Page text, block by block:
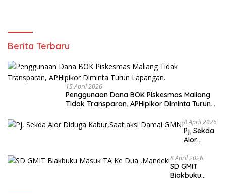
Berita Terbaru
15 April 2026
Penggunaan Dana BOK Piskesmas Maliang
Tidak Transparan, APHipikor Diminta Turun
8 April 2026
Pj, Sekda
Alor
Kabur,Sa
at aksi
Damai
8 April 2026
SD GMIT
Biakbuku